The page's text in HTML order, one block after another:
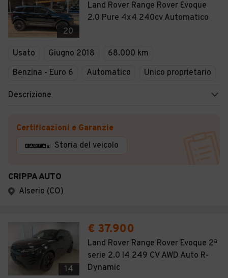
20
Land Rover Range Rover Evoque
2.0 Pure 4x4 240cv Automatico
Usato Giugno 2018
68.000 km
Benzina - Euro 6
Automatico Unico proprietario
Descrizione
Certificazioni e Garanzie
Storia del veicolo
CRIPPA AUTO
Alserio (CO)
14
€ 37.900
Land Rover Range Rover Evoque 2ª
serie 2.0 I4 249 CV AWD Auto R-
Dynamic